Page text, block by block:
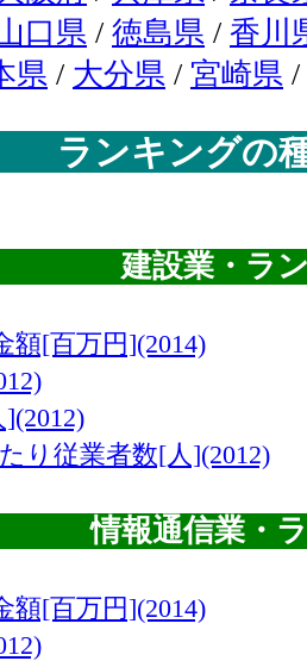
口県 / 徳島県 / 香川
県 / 大分県 / 宮崎県 /
ランキングの
建設業・ラ
額[百万円](2014)
り従業者数[人](2012)
情報通信業・
額[百万円](2014)